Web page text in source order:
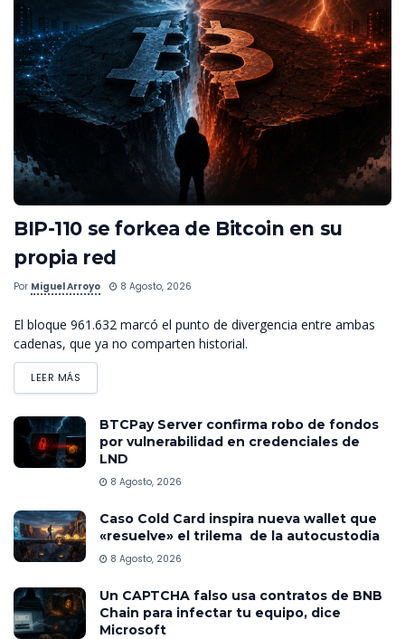
BIP-110 se forkea de Bitcoin en su
propia red
Por Miguel Arroyo 8 Agosto, 2026
El bloque 961.632 marcó el punto de divergencia entre ambas
cadenas, que ya no comparten historial.
LEER MÁS
BTCPay Server confirma robo de fondos
por vulnerabilidad en credenciales de
LND
8 Agosto, 2026
Caso Cold Card inspira nueva wallet que
«resuelve» el trilema de la autocustodia
8 Agosto, 2026
Un CAPTCHA falso usa contratos de BNB
Chain para infectar tu equipo, dice
Microsoft